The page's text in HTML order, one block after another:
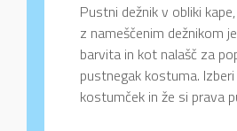
Pustni dežnik v obliki
z nameščenim dežnikom
barvita in kot nalašč za
pustnegak kostuma. Izberi
kostumček in že si prava